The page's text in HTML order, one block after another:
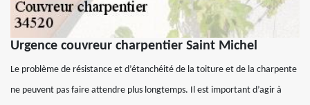
Urgence couvreur charpentier Saint Michel
Le problème de résistance et d’étanchéité de la toiture et de la charpente
ne peuvent pas faire attendre plus longtemps. Il est important d’agir à